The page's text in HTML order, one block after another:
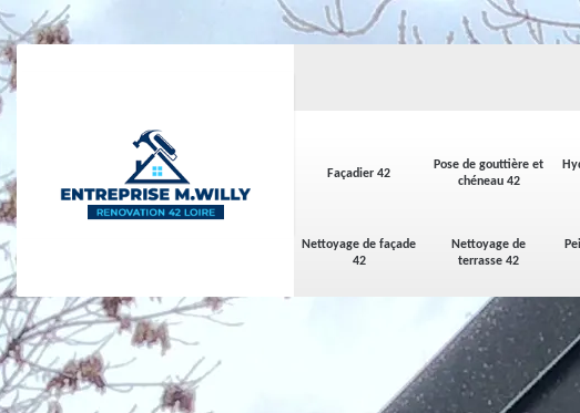
Façadier 42
Pose de gouttière et
chéneau 42
Nettoyage de façade
42
Nettoyage de
terrasse 42